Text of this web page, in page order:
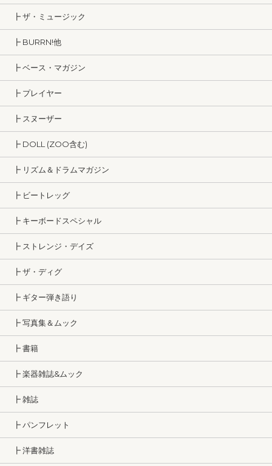
┣ ザ・ミュージック
┣ BURRN!他
┣ ベース・マガジン
┣ プレイヤー
┣ スヌーザー
┣ DOLL (ZOO含む)
┣ リズム＆ドラムマガジン
┣ ビートレッグ
┣ キーボードスペシャル
┣ ストレンジ・デイズ
┣ ザ・ディグ
┣ ギター弾き語り
┣ 写真集＆ムック
┣ 書籍
┣ 楽器雑誌&ムック
┣ 雑誌
┣ パンフレット
┣ 洋書雑誌